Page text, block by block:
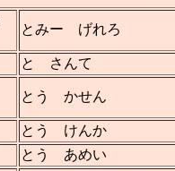
とみー げれろ
と さんて
とう かせん
とう けんか
とう あめい